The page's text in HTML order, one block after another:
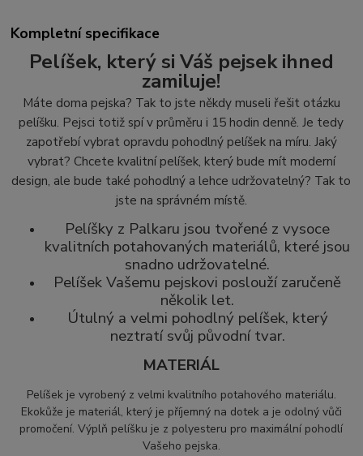
Kompletní specifikace
Pelíšek, který si Váš pejsek ihned
zamiluje!
Máte doma pejska? Tak to jste někdy museli řešit otázku
pelíšku. Pejsci totiž spí v průměru i 15 hodin denně. Je tedy
zapotřebí vybrat opravdu pohodlný pelíšek na míru. Jaký
vybrat? Chcete kvalitní pelíšek, který bude mít moderní
design, ale bude také pohodlný a lehce udržovatelný? Tak to
jste na správném místě.
Pelíšky z Palkaru jsou tvořené z vysoce
kvalitních potahovaných materiálů, které jsou
snadno udržovatelné.
Pelíšek Vašemu pejskovi poslouží zaručeně
několik let.
Útulný a velmi pohodlný pelíšek, který
neztratí svůj původní tvar.
MATERIÁL
Pelíšek je vyrobený z velmi kvalitního potahového materiálu.
Ekokůže je materiál, kterýje příjemný na dotek a je odolný vůči
promočení. Výplň pelíšku je z polyesteru pro maximální pohodlí
Vašeho pejska.